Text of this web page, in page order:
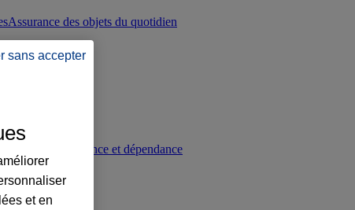
Assurance des objets du quotidien
Conseils prévoyance et dépendance
sans accepter
et en